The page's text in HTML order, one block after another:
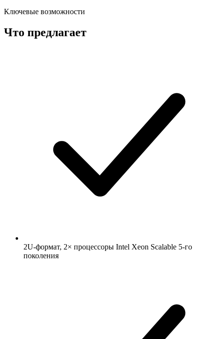
Ключевые возможности
Что предлагает
2U-формат, 2× процессоры Intel Xeon Scalable 5-го
поколения